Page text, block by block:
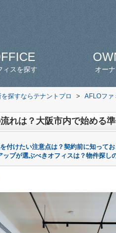
ィスを探す オー
探すならテナントプロ > AFLOファ
れは？大阪市内で始める
付けたい注意点は？契約前に知って
ップが選ぶべきオフィスは？物件探